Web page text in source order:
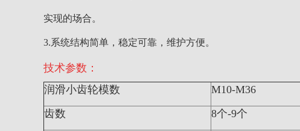
实现的场合。
3.系统结构简单，稳定可靠，维护方便。
技术参数：
润滑小齿轮模数
M10-M36
齿数
8个-9个